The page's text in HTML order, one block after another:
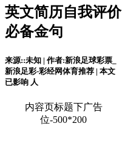
英文简历自我评价
必备金句
来源::未知 | 作者:新浪足球彩票_
新浪足彩-彩经网体育推荐 | 本文
已影响 人
内容页标题下广告
位-500*200